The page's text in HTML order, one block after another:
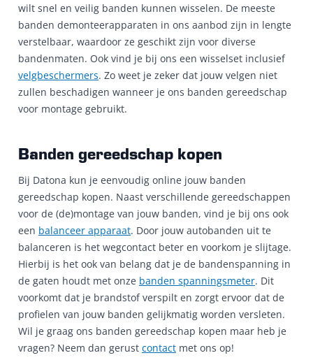
wilt snel en veilig banden kunnen wisselen. De meeste
banden demonteerapparaten in ons aanbod zijn in lengte
verstelbaar, waardoor ze geschikt zijn voor diverse
bandenmaten. Ook vind je bij ons een wisselset inclusief
velgbeschermers. Zo weet je zeker dat jouw velgen niet
zullen beschadigen wanneer je ons banden gereedschap
voor montage gebruikt.
Banden gereedschap kopen
Bij Datona kun je eenvoudig online jouw banden
gereedschap kopen. Naast verschillende gereedschappen
voor de (de)montage van jouw banden, vind je bij ons ook
een balanceer apparaat. Door jouw autobanden uit te
balanceren is het wegcontact beter en voorkom je slijtage.
Hierbij is het ook van belang dat je de bandenspanning in
de gaten houdt met onze banden spanningsmeter. Dit
voorkomt dat je brandstof verspilt en zorgt ervoor dat de
profielen van jouw banden gelijkmatig worden versleten.
Wil je graag ons banden gereedschap kopen maar heb je
vragen? Neem dan gerust contact met ons op!